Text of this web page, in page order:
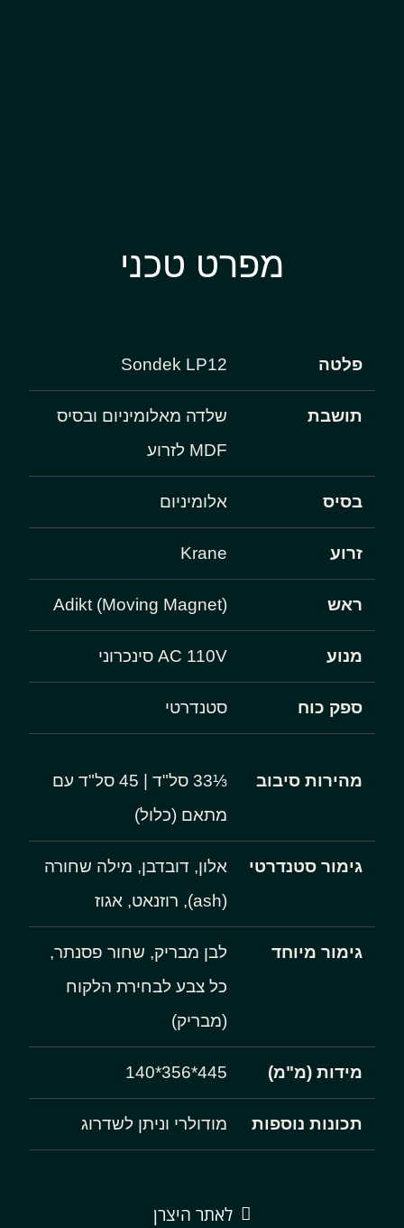
מפרט טכני
פלטה Sondek LP12
תושבת
שלדה מאלומיניום ובסיס
MDF לזרוע
בסיס אלומיניום
זרוע Krane
ראש Adikt (Moving Magnet)
מנוע AC 110V סינכרוני
ספק כוח סטנדרטי
מהירות סיבוב
⅓33 סל"ד | 45 סל"ד עם
מתאם (כלול)
גימור סטנדרטי
אלון, דובדבן, מילה שחורה
(ash), רוזנאט, אגוז
גימור מיוחד
לבן מבריק, שחור פסנתר,
כל צבע לבחירת הלקוח
(מבריק)
מידות (מ"מ) 445*356*140
תכונות נוספות מודולרי וניתן לשדרוג
לאתר היצרן